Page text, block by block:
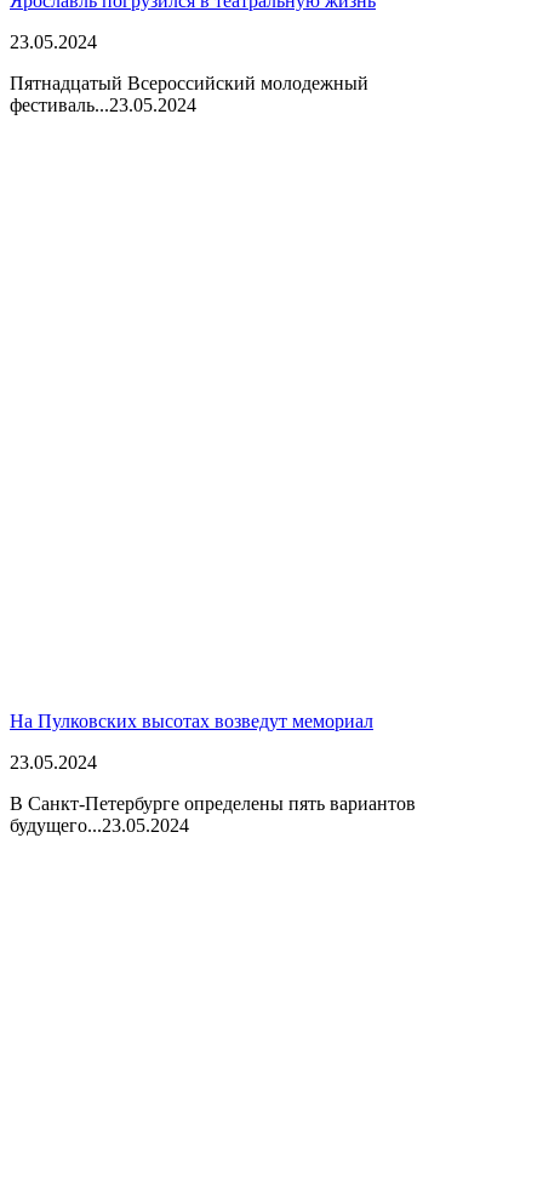
23.05.2024
Пятнадцатый Всероссийский молодежный
фестиваль...23.05.2024
На Пулковских высотах возведут мемориал
23.05.2024
В Санкт-Петербурге определены пять вариантов
будущего...23.05.2024